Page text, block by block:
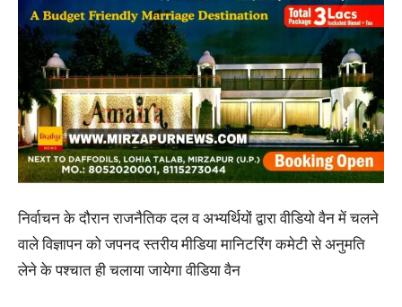
निर्वाचन के दौरान राजनैतिक दल व अभ्यर्थियों द्वारा वीडियो वैन में चलने
वाले विज्ञापन को जपनद स्तरीय मीडिया मानिटरिंग कमेटी से अनुमति
लेने के पश्चात ही चलाया जायेगा वीडिया वैन